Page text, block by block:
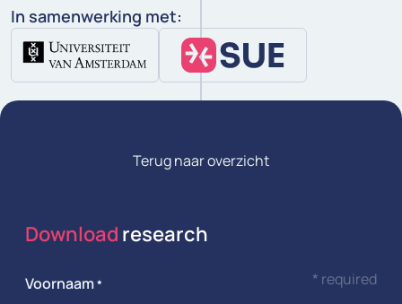
In samenwerking met:
Terug naar overzicht
Download research
* required
Voornaam*